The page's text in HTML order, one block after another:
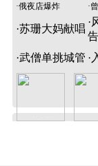
·俄夜店爆炸 ·
·苏珊大妈献唱
·
告
·武僧单挑城管 ·